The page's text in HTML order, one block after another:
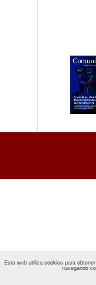
Esta web utiliza cookies para
navegando